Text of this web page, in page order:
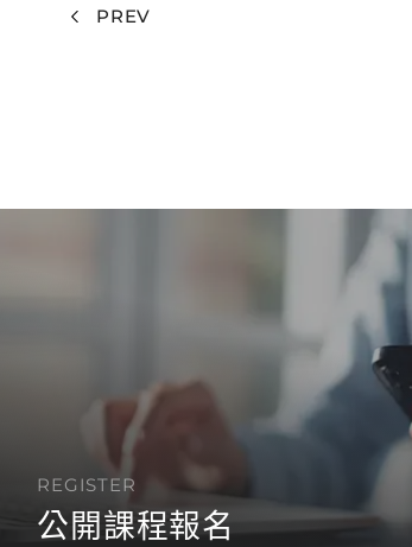
PREV
REGISTER
公開課程報名